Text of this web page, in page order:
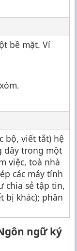
bề mặt. Ví
bộ, viết tắt) hệ
dây trong một
việc, toà nhà
các máy tính
chia sẻ tập tin,
bị khác); phân
ngữ ký